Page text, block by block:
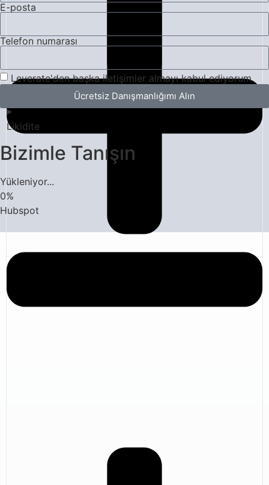
Likidite
E-posta
Telefon numarası
Leverate'den başka iletişimler almayı kabul ediyorum.
Ücretsiz Danışmanlığımı Alın
Bizimle Tanışın
Yükleniyor...
0%
Hubspot